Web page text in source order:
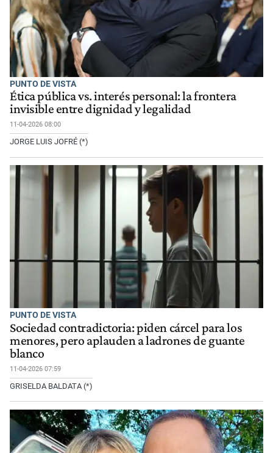
PUNTO DE VISTA
Ética pública vs. interés personal: la frontera
invisible entre dignidad y legalidad
11-04-2026 08:00
JORGE LUIS JOFRÉ (*)
PUNTO DE VISTA
Sociedad contradictoria: piden cárcel para los
menores, pero aplauden a ladrones de guante
blanco
11-04-2026 07:59
GRISELDA BALDATA (*)